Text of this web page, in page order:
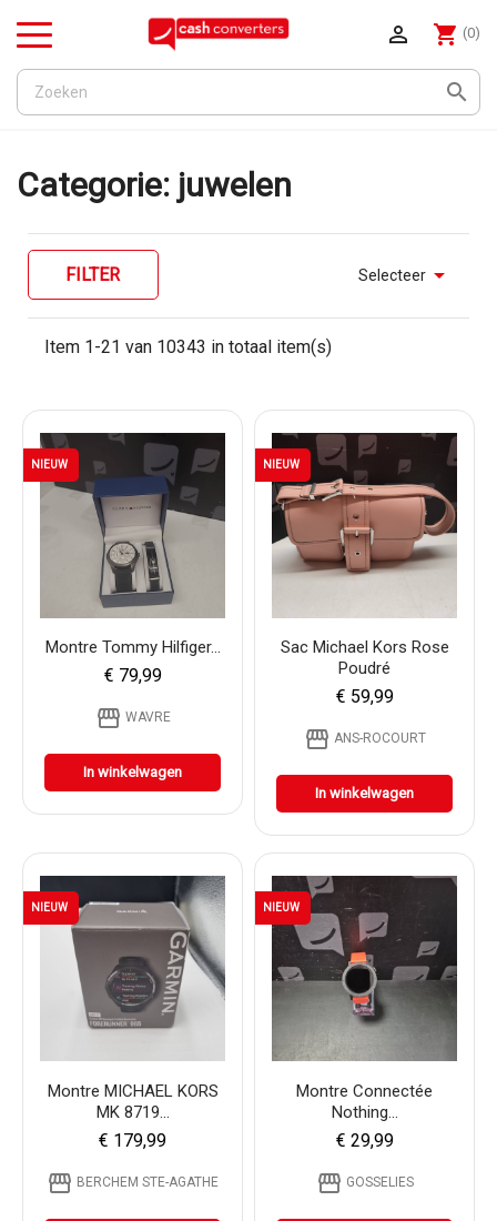

shopping_cart (0)

Menu
Categorie: juwelen
FILTER Selecteer
Item 1-21 van 10343 in totaal item(s)
Montre Tommy Hilfiger...
€ 79,99
storefront WAVRE
In winkelwagen
NIEUW
Sac Michael Kors Rose
Poudré
€ 59,99
storefront ANS-ROCOURT
In winkelwagen
NIEUW
Montre MICHAEL KORS
MK 8719...
€ 179,99
storefront BERCHEM STE-AGATHE
NIEUW
Montre Connectée
Nothing...
€ 29,99
storefront GOSSELIES
NIEUW